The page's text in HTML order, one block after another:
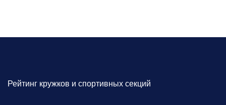
Рейтинг кружков и спортивных секций